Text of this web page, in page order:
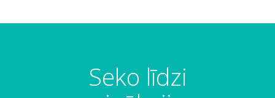
Seko līdzi